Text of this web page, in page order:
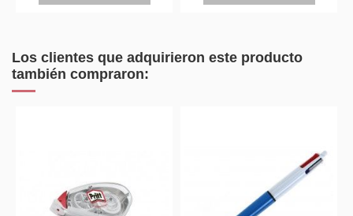
Los clientes que adquirieron este producto
también compraron: